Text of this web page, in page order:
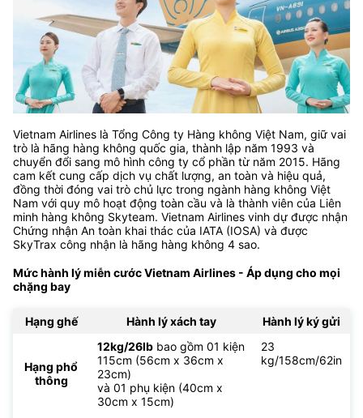
Vietnam Airlines là Tổng Công ty Hàng không Việt Nam, giữ vai
trò là hãng hàng không quốc gia, thành lập năm 1993 và
chuyển đổi sang mô hình công ty cổ phần từ năm 2015. Hãng
cam kết cung cấp dịch vụ chất lượng, an toàn và hiệu quả,
đồng thời đóng vai trò chủ lực trong ngành hàng không Việt
Nam với quy mô hoạt động toàn cầu và là thành viên của Liên
minh hàng không Skyteam. Vietnam Airlines vinh dự được nhận
Chứng nhận An toàn khai thác của IATA (IOSA) và được
SkyTrax công nhận là hãng hàng không 4 sao.
Mức hành lý miễn cước Vietnam Airlines - Áp dụng cho mọi
chặng bay
Hạng ghế Hành lý xách tay Hành lý ký gửi
Hạng phổ
thông
12kg/26lb bao gồm 01 kiện
115cm (56cm x 36cm x
23cm)
và 01 phụ kiện (40cm x
30cm x 15cm)
23
kg/158cm/62in